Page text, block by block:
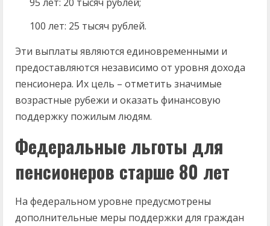
100 лет: 25 тысяч рублей.
Эти выплаты являются единовременными и
предоставляются независимо от уровня дохода
пенсионера. Их цель – отметить значимые
возрастные рубежи и оказать финансовую
поддержку пожилым людям.
Федеральные льготы для
пенсионеров старше 80 лет
На федеральном уровне предусмотрены
дополнительные меры поддержки для граждан